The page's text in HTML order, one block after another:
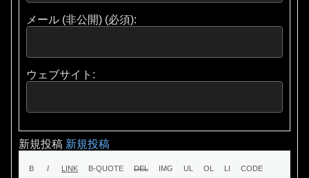
メール (非公開) (必須):
ウェブサイト:
新規投稿 新規投稿